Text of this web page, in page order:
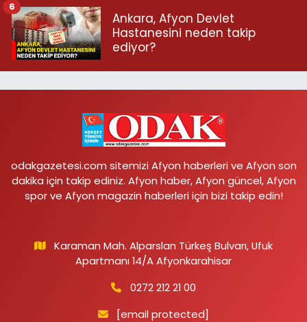
Ankara, Afyon Devlet
Hastanesini neden takip
ediyor?
6
odakgazetesi.com sitemizi Afyon haberleri ve Afyon son
dakika için takip ediniz. Afyon haber, Afyon güncel, Afyon
spor ve Afyon magazin haberleri için bizi takip edin!
Karaman Mah. Alparslan Türkeş Bulvarı, Ufuk
Apartmanı 14/A Afyonkarahisar
0272 212 21 00
[email protected]